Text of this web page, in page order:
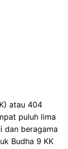
atau 404
puluh lima
dan beragama
Budha 9 KK